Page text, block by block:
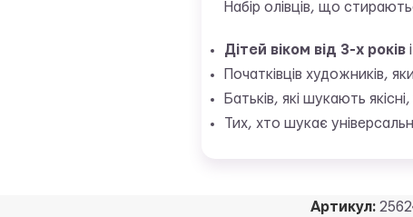
Набір олівців, що
Дітей віком від 3-х років
Початківців художників,
Батьків, які шукають
Тих, хто шукає
Артикул: